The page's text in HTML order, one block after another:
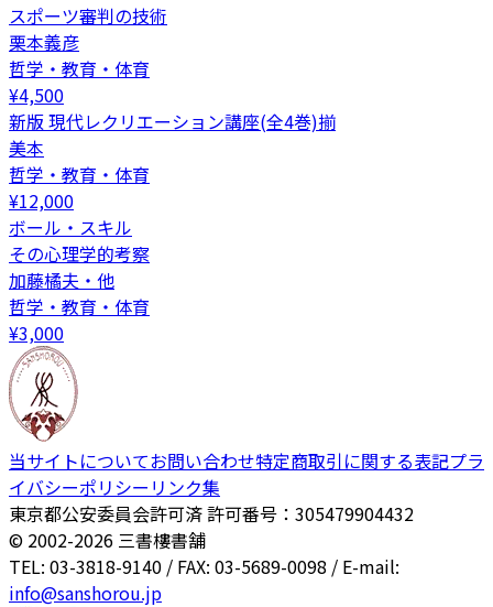
スポーツ審判の技術
栗本義彦
哲学・教育・体育
¥4,500
新版 現代レクリエーション講座(全4巻)揃
美本
哲学・教育・体育
¥12,000
ボール・スキル
その心理学的考察
加藤橘夫・他
哲学・教育・体育
¥3,000
当サイトについてお問い合わせ特定商取引に関する表記プラ
イバシーポリシー リンク集
東京都公安委員会許可済 許可番号：305479904432
© 2002-2026 三書樓書舗
TEL: 03-3818-9140 / FAX: 03-5689-0098 / E-mail:
info@sanshorou.jp